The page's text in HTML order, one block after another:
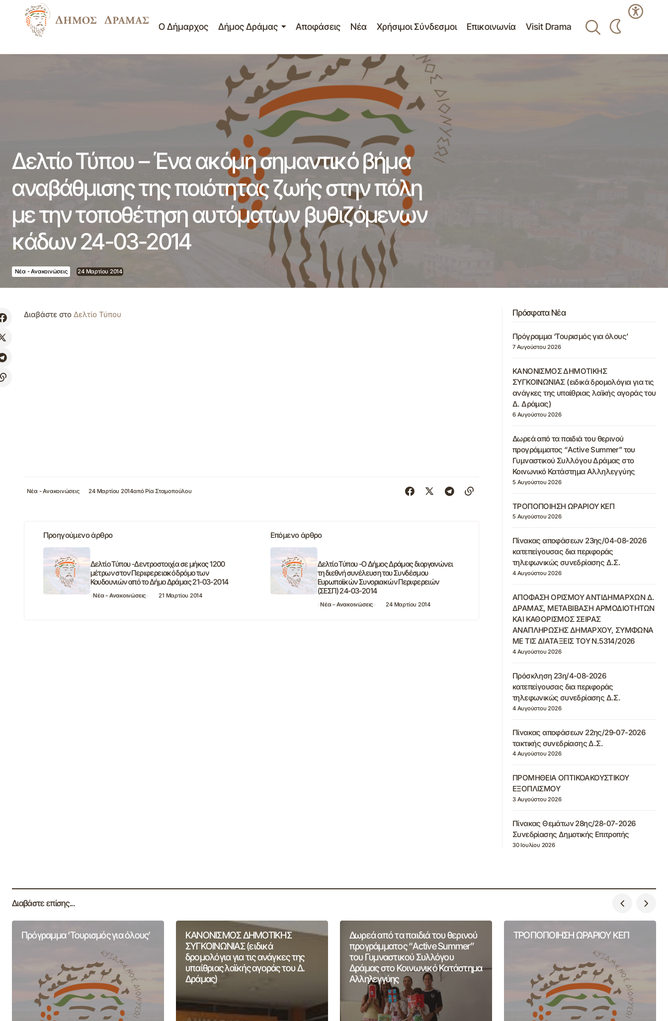
Ο Δήμαρχος Δήμος Δράμας Αποφάσεις Νέα Χρήσιμοι Σύνδεσμοι Επικοινωνία Visit Drama
Δελτίο Τύπου – Ένα ακόμη σημαντικό βήμα αναβάθμισης της ποιότητας ζωής
στην πόλη με την τοποθέτηση αυτόματων βυθιζόμενων κάδων 24-03-2014
Δελτίο Τύπου – Ένα ακόμη σημαντικό βήμα
αναβάθμισης της ποιότητας ζωής στην πόλη
με την τοποθέτηση αυτόματων βυθιζόμενων
κάδων 24-03-2014
Νέα - Ανακοινώσεις 24 Μαρτίου 2014
Διαβάστε στο Δελτίο Τύπου
Νέα - Ανακοινώσεις 24 Μαρτίου 2014από Ρία Σταμοπούλου
Προηγούμενο άρθρο
Δελτίο Τύπου -Δεντροστοιχία σε μήκος 1200
μέτρων στον Περιφερειακό δρόμο των
Κουδουνιών από το Δήμο Δράμας 21-03-2014
Νέα - Ανακοινώσεις 21 Μαρτίου 2014
Επόμενο άρθρο
Δελτίο Τύπου -Ο Δήμος Δράμας διοργανώνει
τη διεθνή συνέλευση του Συνδέσμου
Ευρωπαϊκών Συνοριακών Περιφερειών
(ΣΕΣΠ) 24-03-2014
Νέα - Ανακοινώσεις 24 Μαρτίου 2014
Πρόσφατα Νέα
Πρόγραμμα ‘Τουρισμός για όλους’
7 Αυγούστου 2026
ΚΑΝΟΝΙΣΜΟΣ ΔΗΜΟΤΙΚΗΣ
ΣΥΓΚΟΙΝΩΝΙΑΣ (ειδικά δρομολόγια για τις
ανάγκες της υπαίθριας λαϊκής αγοράς του
Δ. Δράμας)
6 Αυγούστου 2026
Δωρεά από τα παιδιά του θερινού
προγράμματος “Active Summer” του
Γυμναστικού Συλλόγου Δράμας στο
Κοινωνικό Κατάστημα Αλληλεγγύης
5 Αυγούστου 2026
ΤΡΟΠΟΠΟΙΗΣΗ ΩΡΑΡΙΟΥ ΚΕΠ
5 Αυγούστου 2026
Πίνακας αποφάσεων 23ης/04-08-2026
κατεπείγουσας δια περιφοράς
τηλεφωνικώς συνεδρίασης Δ.Σ.
4 Αυγούστου 2026
ΑΠΟΦΑΣΗ ΟΡΙΣΜΟΥ ΑΝΤΙΔΗΜΑΡΧΩΝ Δ.
ΔΡΑΜΑΣ, ΜΕΤΑΒΙΒΑΣΗ ΑΡΜΟΔΙΟΤΗΤΩΝ
ΚΑΙ ΚΑΘΟΡΙΣΜΟΣ ΣΕΙΡΑΣ
ΑΝΑΠΛΗΡΩΣΗΣ ΔΗΜΑΡΧΟΥ, ΣΥΜΦΩΝΑ
ΜΕ ΤΙΣ ΔΙΑΤΑΞΕΙΣ ΤΟΥ Ν.5314/2026
4 Αυγούστου 2026
Πρόσκληση 23η/4-08-2026
κατεπείγουσας δια περιφοράς
τηλεφωνικώς συνεδρίασης Δ.Σ.
4 Αυγούστου 2026
Πίνακας αποφάσεων 22ης/29-07-2026
τακτικής συνεδρίασης Δ.Σ.
4 Αυγούστου 2026
ΠΡΟΜΗΘΕΙΑ ΟΠΤΙΚΟΑΚΟΥΣΤΙΚΟΥ
ΕΞΟΠΛΙΣΜΟΥ
3 Αυγούστου 2026
Πίνακας Θεμάτων 28ης/28-07-2026
Συνεδρίασης Δημοτικής Επιτροπής
30 Ιουλίου 2026
Διαβάστε επίσης...
Πρόγραμμα ‘Τουρισμός για όλους’
ΚΑΝΟΝΙΣΜΟΣ ΔΗΜΟΤΙΚΗΣ
ΣΥΓΚΟΙΝΩΝΙΑΣ (ειδικά
δρομολόγια για τις ανάγκες της
υπαίθριας λαϊκής αγοράς του Δ.
Δράμας)
Δωρεά από τα παιδιά του θερινού
προγράμματος “Active Summer”
του Γυμναστικού Συλλόγου
Δράμας στο Κοινωνικό Κατάστημα
Αλληλεγγύης
ΤΡΟΠΟΠΟΙΗΣΗ ΩΡΑΡΙΟΥ ΚΕΠ